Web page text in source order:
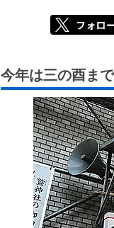
今年は三の酉ま